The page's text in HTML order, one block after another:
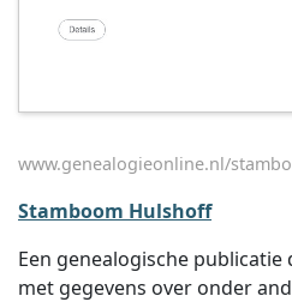
www.genealogieonline.nl/
Stamboom Hulshoff
Een genealogische publicatie
met gegevens over onder